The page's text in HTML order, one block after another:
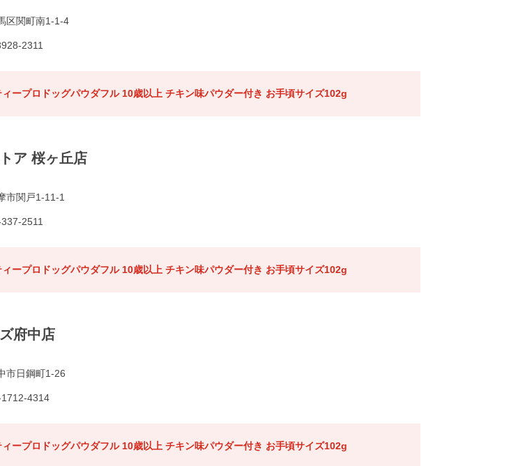
区関町南1-1-4
2311
ィープロドッグパウダフル 10歳以上 チキン味パウダー付き お手頃サイズ102g
ア 桜ヶ丘店
市関戸1-11-1
2511
ィープロドッグパウダフル 10歳以上 チキン味パウダー付き お手頃サイズ102g
府中店
市日鋼町1-26
4314
ィープロドッグパウダフル 10歳以上 チキン味パウダー付き お手頃サイズ102g